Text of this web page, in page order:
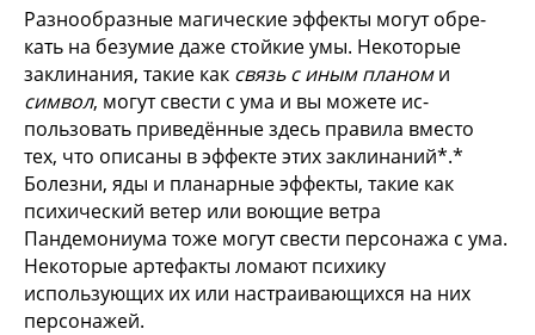
Разнообразные магические эффекты могут обре­
кать на безумие даже стойкие умы. Некоторые
заклинания, такие как связь с иным планоми
символ, могут свести с ума и вы можете ис­
пользовать приведённые здесь правила вместо
тех, что описаны в эффекте этих заклинаний*.*
Болезни, яды и планарные эффекты, такие как
психический ветер или воющие ветра
Пандемониума тоже могут свести персонажа с ума.
Не­которые артефакты ломают психику
использующих их или настраивающихся на них
персонажей.